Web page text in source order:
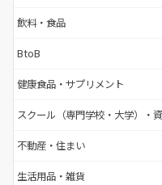
飲料・食品
BtoB
健康食品・サプリメント
スクール（専門学校・大学）・
不動産・住まい
生活用品・雑貨